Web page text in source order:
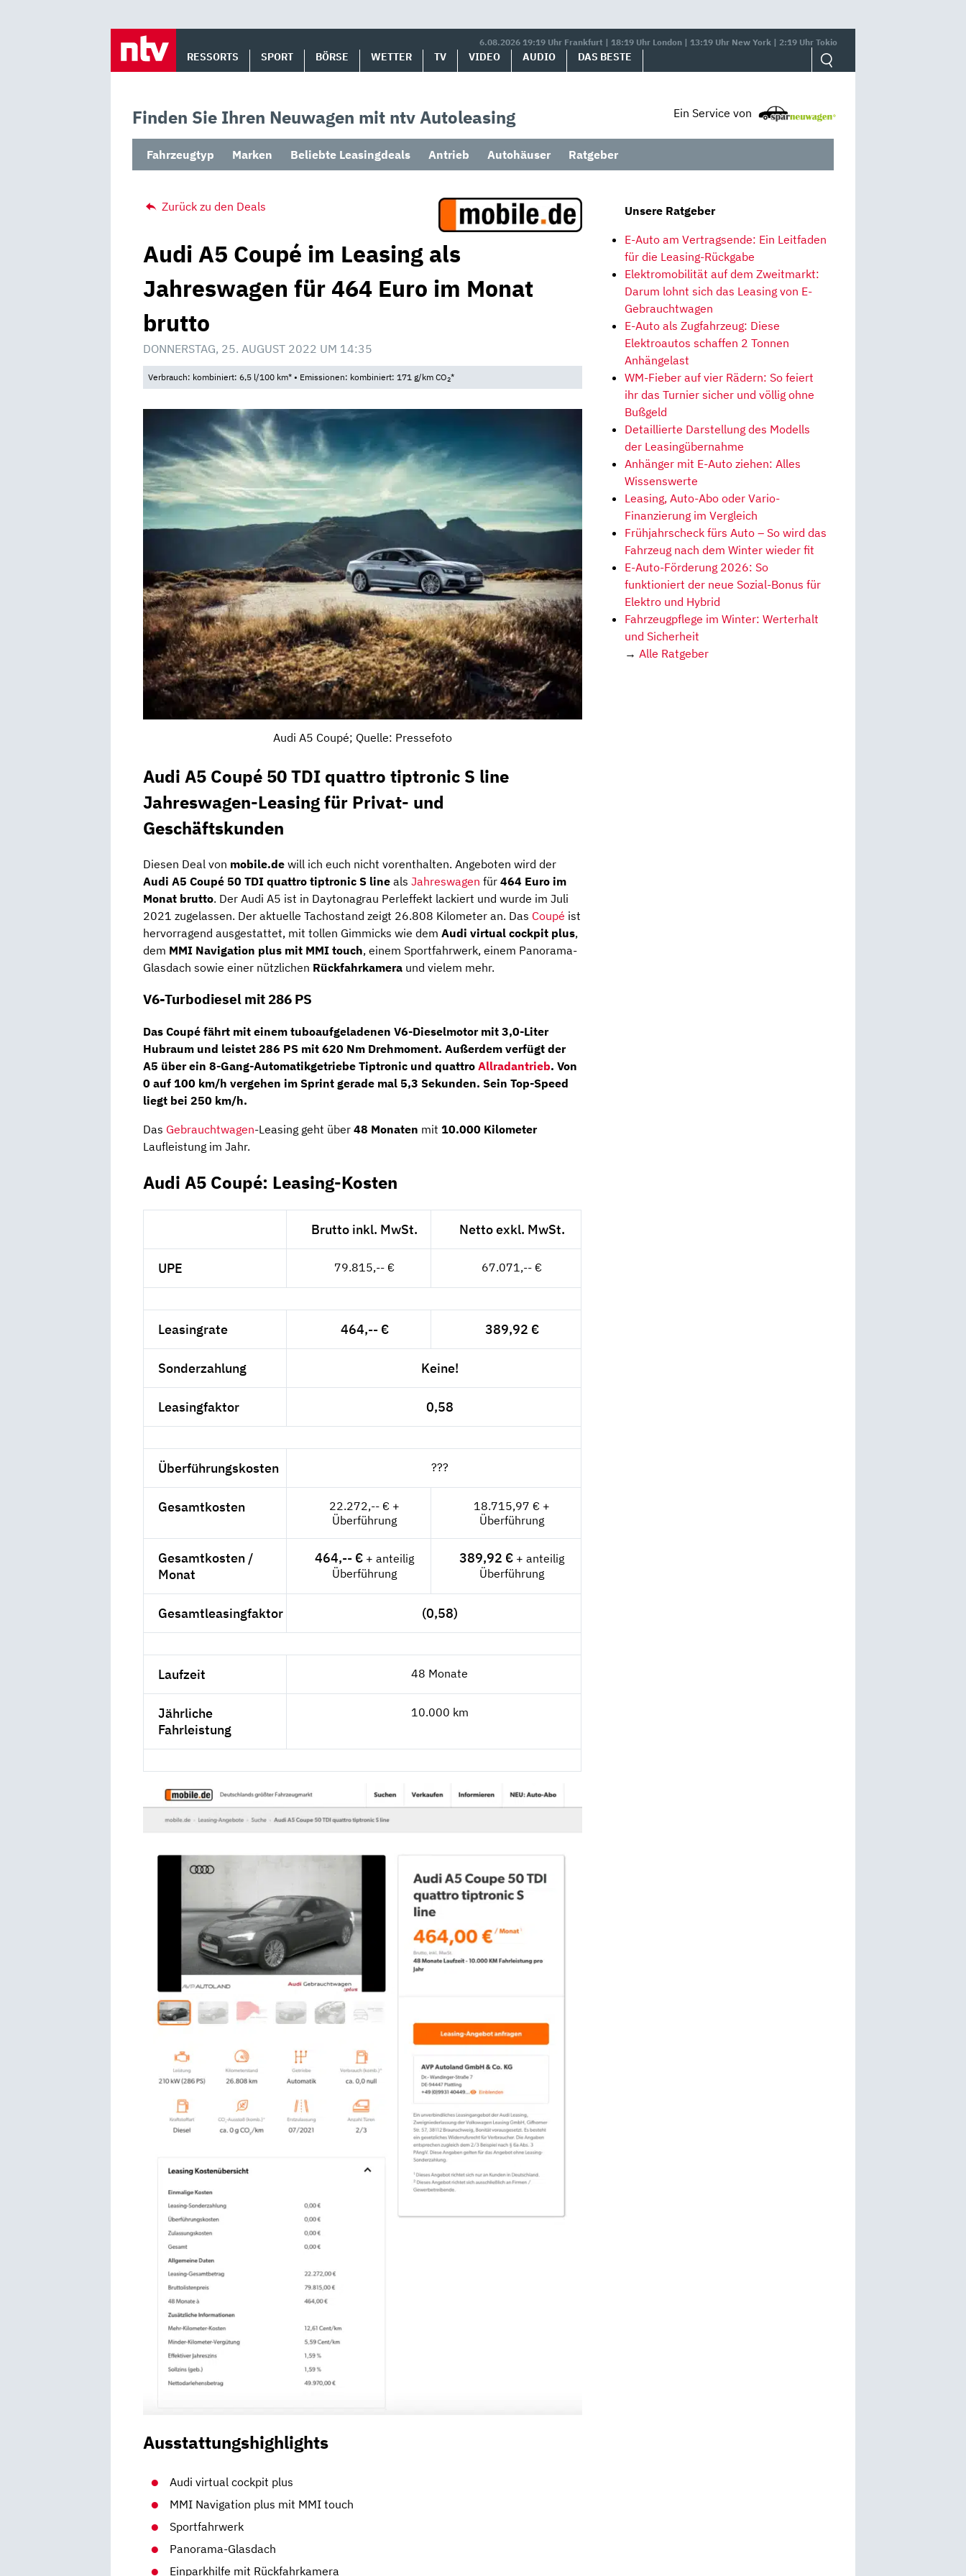
6.08.2026 19:19 Uhr Frankfurt | 18:19 Uhr London | 13:19 Uhr New York | 2:19 Uhr Tokio
RESSORTS SPORT BÖRSE WETTER TV VIDEO AUDIO DAS BESTE
Finden Sie Ihren Neuwagen mit ntv Autoleasing Ein Service von
Fahrzeugtyp Marken Beliebte Leasingdeals Antrieb Autohäuser Ratgeber
Zurück zu den Deals
Audi A5 Coupé im Leasing als
Jahreswagen für 464 Euro im Monat
brutto
DONNERSTAG, 25. AUGUST 2022 UM 14:35
Verbrauch: kombiniert: 6,5 l/100 km* • Emissionen: kombiniert: 171 g/km CO2*
Audi A5 Coupé; Quelle: Pressefoto
Audi A5 Coupé 50 TDI quattro tiptronic S line
Jahreswagen-Leasing für Privat- und
Geschäftskunden
Diesen Deal von mobile.de will ich euch nicht vorenthalten. Angeboten wird der
Audi A5 Coupé 50 TDI quattro tiptronic S line als Jahreswagen für 464 Euro im
Monat brutto. Der Audi A5 ist in Daytonagrau Perleffekt lackiert und wurde im Juli
2021 zugelassen. Der aktuelle Tachostand zeigt 26.808 Kilometer an. Das Coupé ist
hervorragend ausgestattet, mit tollen Gimmicks wie dem Audi virtual cockpit plus,
dem MMI Navigation plus mit MMI touch, einem Sportfahrwerk, einem Panorama-
Glasdach sowie einer nützlichen Rückfahrkamera und vielem mehr.
V6-Turbodiesel mit 286 PS
Das Coupé fährt mit einem tuboaufgeladenen V6-Dieselmotormit 3,0-Liter
Hubraum und leistet 286 PS mit 620 Nm Drehmoment. Außerdem verfügt der
A5 über ein 8-Gang-Automatikgetriebe Tiptronic und quattro Allradantrieb. Von
0 auf 100 km/h vergehen im Sprint gerade mal 5,3 Sekunden. Sein Top-Speed
liegt bei 250 km/h.
Das Gebrauchtwagen-Leasing geht über 48 Monaten mit 10.000 Kilometer
Laufleistung im Jahr.
Audi A5 Coupé: Leasing-Kosten
Brutto inkl. MwSt. Netto exkl. MwSt.
UPE 79.815,-- € 67.071,-- €
Leasingrate 464,-- € 389,92 €
Sonderzahlung Keine!
Leasingfaktor 0,58
Überführungskosten ???
Gesamtkosten
22.272,-- € +
Überführung
18.715,97 € +
Überführung
Gesamtkosten /
Monat
464,-- € + anteilig
Überführung
389,92 € + anteilig
Überführung
Gesamtleasingfaktor (0,58)
Laufzeit 48 Monate
Jährliche
Fahrleistung
10.000 km
Ausstattungshighlights
Audi virtual cockpit plus
MMI Navigation plus mit MMI touch
Sportfahrwerk
Panorama-Glasdach
Einparkhilfe mit Rückfahrkamera
Unsere Ratgeber
E-Auto am Vertragsende: Ein Leitfaden
für die Leasing-Rückgabe
Elektromobilität auf dem Zweitmarkt:
Darum lohnt sich das Leasing von E-
Gebrauchtwagen
E-Auto als Zugfahrzeug: Diese
Elektroautos schaffen 2 Tonnen
Anhängelast
WM-Fieber auf vier Rädern: So feiert
ihr das Turnier sicher und völlig ohne
Bußgeld
Detaillierte Darstellung des Modells
der Leasingübernahme
Anhänger mit E-Auto ziehen: Alles
Wissenswerte
Leasing, Auto-Abo oder Vario-
Finanzierung im Vergleich
Frühjahrscheck fürs Auto – So wird das
Fahrzeug nach dem Winter wieder fit
E-Auto-Förderung 2026: So
funktioniert der neue Sozial-Bonus für
Elektro und Hybrid
Fahrzeugpflege im Winter: Werterhalt
und Sicherheit
→ Alle Ratgeber